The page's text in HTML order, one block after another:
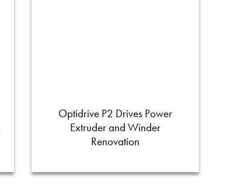
Optidrive P2 Drives Power
Extruder and Winder
Renovation